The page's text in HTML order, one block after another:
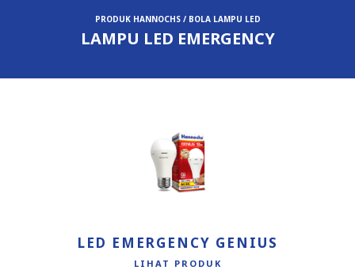
PRODUK HANNOCHS / BOLA LAMPU LED
LAMPU LED EMERGENCY
LED EMERGENCY GENIUS
LIHAT PRODUK